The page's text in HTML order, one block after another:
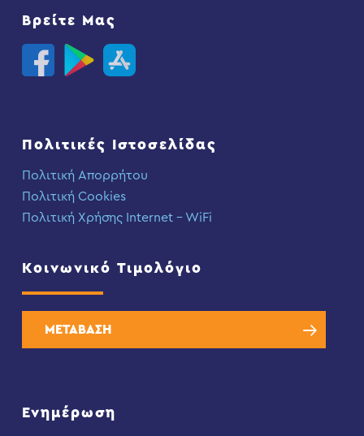
Βρείτε Μας
Πολιτικές Ιστοσελίδας
Πολιτική Απορρήτου
Πολιτική Cookies
Πολιτική Χρήσης Internet – WiFi
Κοινωνικό Τιμολόγιο
ΜΕΤΑΒΑΣΗ
Ενημέρωση